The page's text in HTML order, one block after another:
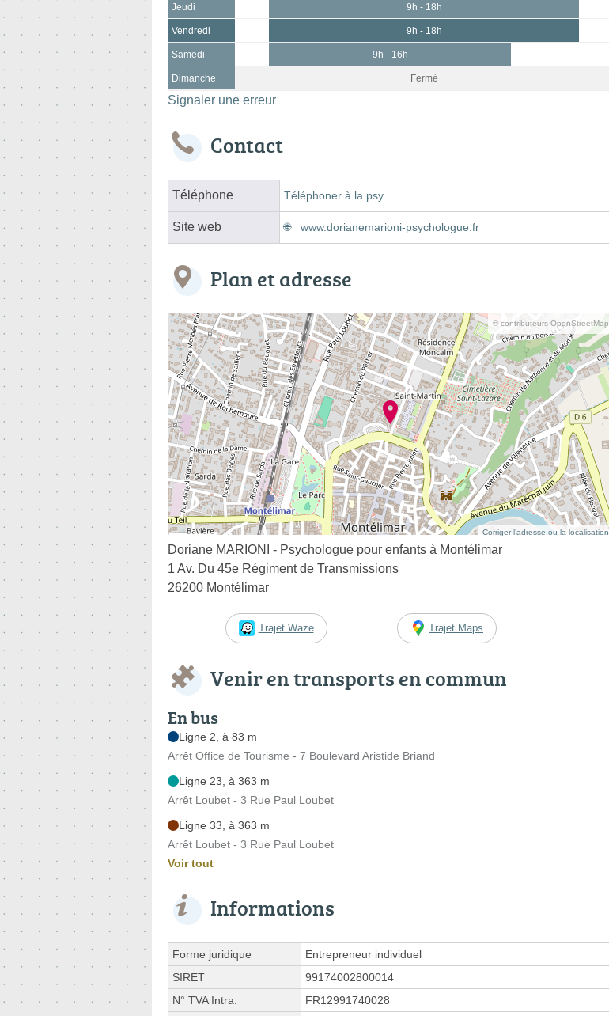
Jeudi 9h - 18h
Vendredi 9h - 18h
Samedi 9h - 16h
Dimanche Fermé
Signaler une erreur
Contact
Téléphone Téléphoner à la psy
Site web www.dorianemarioni-psychologue.fr
Plan et adresse
© contributeurs OpenStreetMap
Corriger l’adresse ou la localisation
Doriane MARIONI - Psychologue pour enfants à Montélimar
1 Av. Du 45e Régiment de Transmissions
26200 Montélimar
Trajet Waze Trajet Maps
Venir en transports en commun
En bus
Ligne 2, à 83 m
Arrêt Office de Tourisme - 7 Boulevard Aristide Briand
Ligne 23, à 363 m
Arrêt Loubet - 3 Rue Paul Loubet
Ligne 33, à 363 m
Arrêt Loubet - 3 Rue Paul Loubet
Voir tout
Informations
Forme juridique
Entrepreneur individuel
SIRET
99174002800014
N° TVA Intra.
FR12991740028